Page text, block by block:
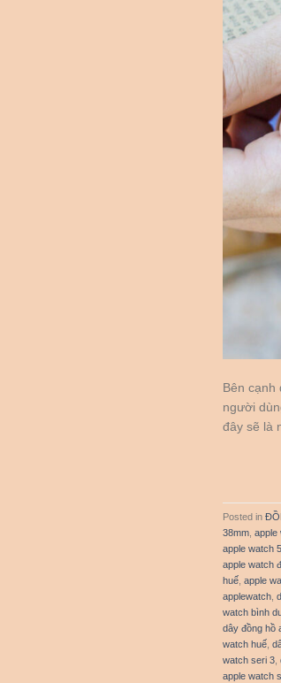
Bên cạnh
người
đây sẽ là
Posted in
38mm apple
apple watch 5
apple watch
huế apple
applewatch
watch bình
dây đồng hồ
watch huế
watch seri 3
apple watch